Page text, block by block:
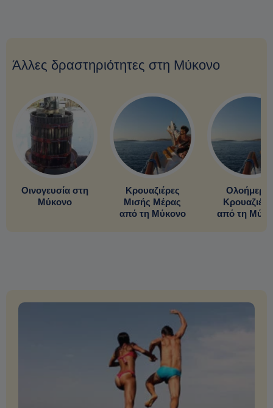
Άλλες δραστηριότητες στη Μύκονο
Οινογευσία στη
Μύκονο
Κρουαζιέρες
Μισής Μέρας
από τη Μύκονο
Oλοήμερες
από τη